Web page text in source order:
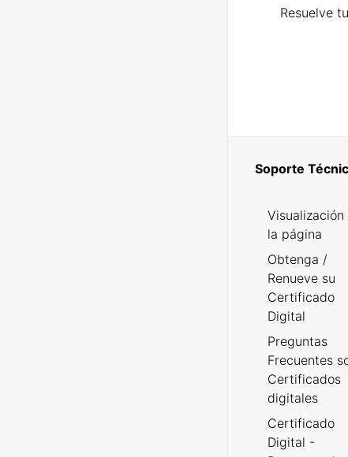
Resuelve
Soporte
Visualización
la página
Obtenga /
Renueve su
Certificado
Digital
Preguntas
Frecuentes
Certificados
digitales
Certificado
Digital -